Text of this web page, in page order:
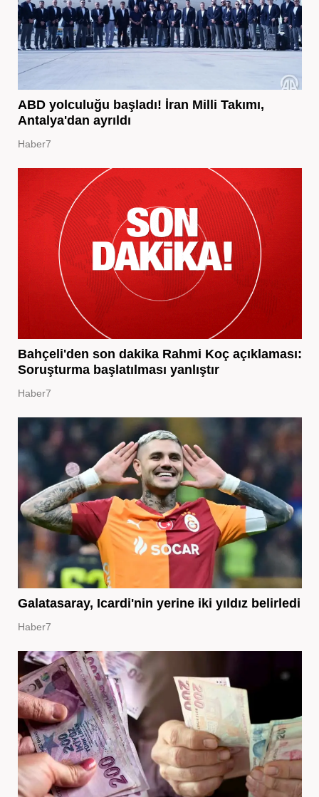
ABD yolculuğu başladı! İran Milli Takımı,
Antalya'dan ayrıldı
Haber7
Bahçeli'den son dakika Rahmi Koç açıklaması:
Soruşturma başlatılması yanlıştır
Haber7
Galatasaray, Icardi'nin yerine iki yıldız belirledi
Haber7